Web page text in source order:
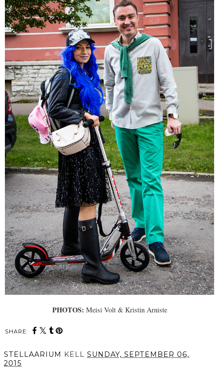
PHOTOS: Meisi Volt & Kristin Arniste
SHARE:
STELLAARIUM KELL SUNDAY, SEPTEMBER 06,
2015